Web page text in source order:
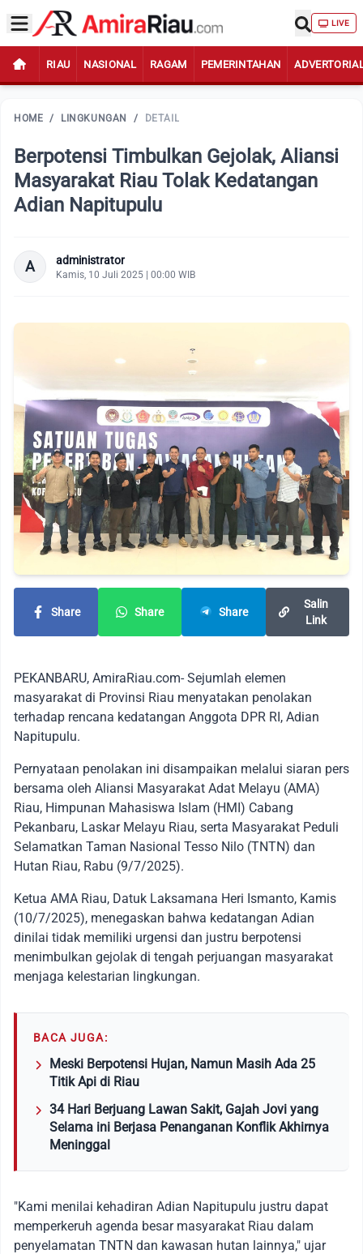
LIVE
RIAU NASIONAL RAGAM PEMERINTAHAN
HOME / LINGKUNGAN / DETAIL
Berpotensi Timbulkan Gejolak, Aliansi
Masyarakat Riau Tolak Kedatangan
Adian Napitupulu
A administrator
Kamis, 10 Juli 2025 | 00:00 WIB
Share Share Share
Salin
Link
PEKANBARU, AmiraRiau.com- Sejumlah elemen
masyarakat di Provinsi Riau menyatakan penolakan
terhadap rencana kedatangan Anggota DPR RI, Adian
Napitupulu.
Pernyataan penolakan ini disampaikan melalui siaran pers
bersama oleh Aliansi Masyarakat Adat Melayu (AMA)
Riau, Himpunan Mahasiswa Islam (HMI) Cabang
Pekanbaru, Laskar Melayu Riau, serta Masyarakat Peduli
Selamatkan Taman Nasional Tesso Nilo (TNTN) dan
Hutan Riau, Rabu (9/7/2025).
Ketua AMA Riau, Datuk Laksamana Heri Ismanto, Kamis
(10/7/2025), menegaskan bahwa kedatangan Adian
dinilai tidak memiliki urgensi dan justru berpotensi
menimbulkan gejolak di tengah perjuangan masyarakat
menjaga kelestarian lingkungan.
BACA JUGA:
Meski Berpotensi Hujan, Namun Masih Ada 25
Titik Api di Riau
34 Hari Berjuang Lawan Sakit, Gajah Jovi yang
Selama ini Berjasa Penanganan Konflik Akhirnya
Meninggal
"Kami menilai kehadiran Adian Napitupulu justru dapat
memperkeruh agenda besar masyarakat Riau dalam
penyelamatan TNTN dan kawasan hutan lainnya," ujar